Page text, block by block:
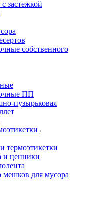
застежкой
собственного
ПП
пузырьковая
термоэтикетки
и ценники
для мусора